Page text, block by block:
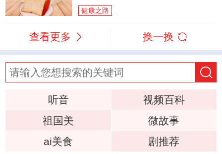
健康之路
查看更多 换一换
听音
视频百科
祖国美
微故事
ai美食
剧推荐